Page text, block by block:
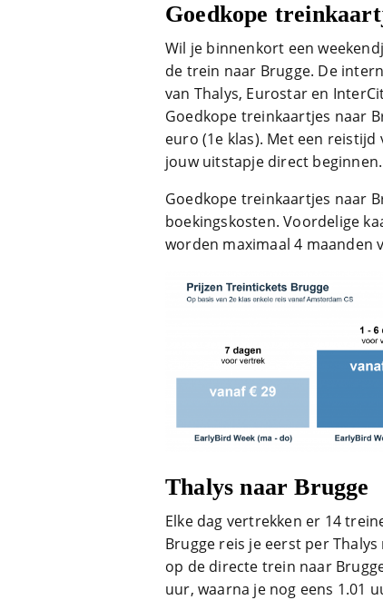
Goedkope
Wil je binnenkort een
de trein naar Brugge. De
van Thalys, Eurostar en
Goedkope treinkaartjes naar
euro (1e klas). Met een
jouw uitstapje direct beginnen.
Goedkope treinkaartjes naar
boekingskosten. Voordelige
worden maximaal 4 maanden
Thalys naar Brugge
Elke dag vertrekken er 14
Brugge reis je eerst per
op de directe trein naar
uur, waarna je nog eens 1.01